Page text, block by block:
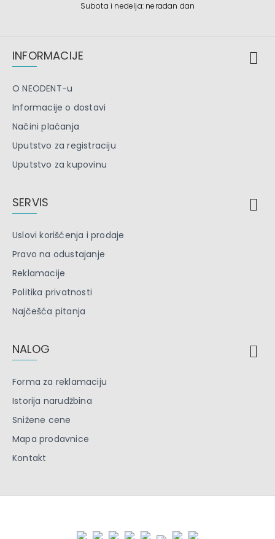
Subota i nedelja: neradan dan
INFORMACIJE
O NEODENT-u
Informacije o dostavi
Načini plaćanja
Uputstvo za registraciju
Uputstvo za kupovinu
SERVIS
Uslovi korišćenja i prodaje
Pravo na odustajanje
Reklamacije
Politika privatnosti
Najčešća pitanja
NALOG
Forma za reklamaciju
Istorija narudžbina
Snižene cene
Mapa prodavnice
Kontakt